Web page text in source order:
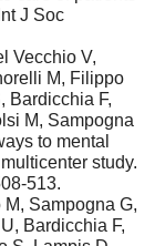
J Soc
Vecchio V,
M, Filippo
Bardicchia F,
M, Sampogna
to mental
study.
513.
Sampogna G,
Bardicchia F,